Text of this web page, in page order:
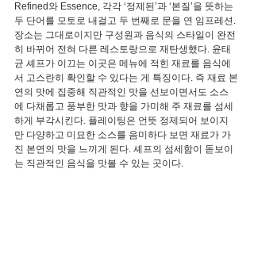
Refined와 Essence, 각각 ‘정제된’과 ‘본질’을 뜻하는
두 단어를 모토로 내걸고 두 번째로 문을 연 임프레션.
장소는 그대로이지만 구성원과 음식의 스타일이 완전
히 바뀌어 전혀 다른 레스토랑으로 재탄생했다. 윤태
균 셰프가 이끄는 이곳은 메뉴에 적힌 재료를 음식에
서 고스란히 확인할 수 있다는 게 특징이다. 즉 재료 본
연의 맛에 집중해 직관적인 맛을 선보이면서도 소스
에 다채롭고 풍부한 맛과 향을 가미해 주 재료를 섬세
하게 부각시킨다. 플레이팅은 언뜻 정제되어 보이지
만 다양하고 미묘한 소스를 음미하다 보면 재료가 가
진 본연의 맛을 느끼게 된다. 셰프의 섬세함이 돋보이
는 직관적인 음식을 맛볼 수 있는 곳이다.